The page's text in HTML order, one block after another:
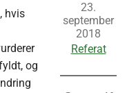
hvis
og
23.
september
2018
Referat